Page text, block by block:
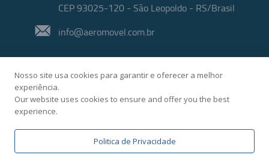
CEP 93025-120 - São Leopoldo - RS/Brasil
info@aeromovel.com.br
Nosso site usa cookies para garantir e oferecer a melhor
experiência.
Our website uses cookies to ensure and offer you the best
experience.
Politica de Privacidade